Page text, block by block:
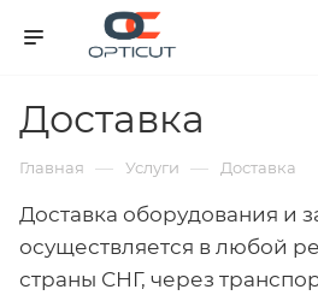
Доставка
Главная — Услуги — Доставка
Доставка оборудования и
осуществляется в любой
страны СНГ, через